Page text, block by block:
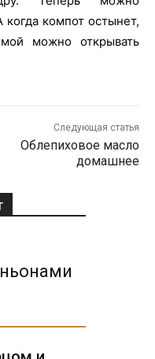
когда компот остынет,
можно открывать
Следующая статья
Облепиховое масло
домашнее